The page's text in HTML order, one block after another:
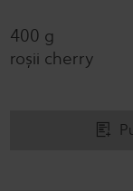
400 g
roșii cherry